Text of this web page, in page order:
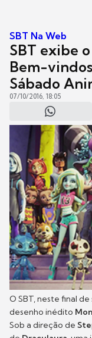
SBT Na Web
SBT exibe
Bem-
Sábado
07/10/2016, 18:05
O SBT, neste final de
desenho inédito
Sob a direção de